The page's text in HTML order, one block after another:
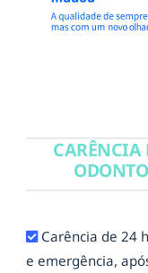
CARÊNCIA
Carência de 24
e emergência,